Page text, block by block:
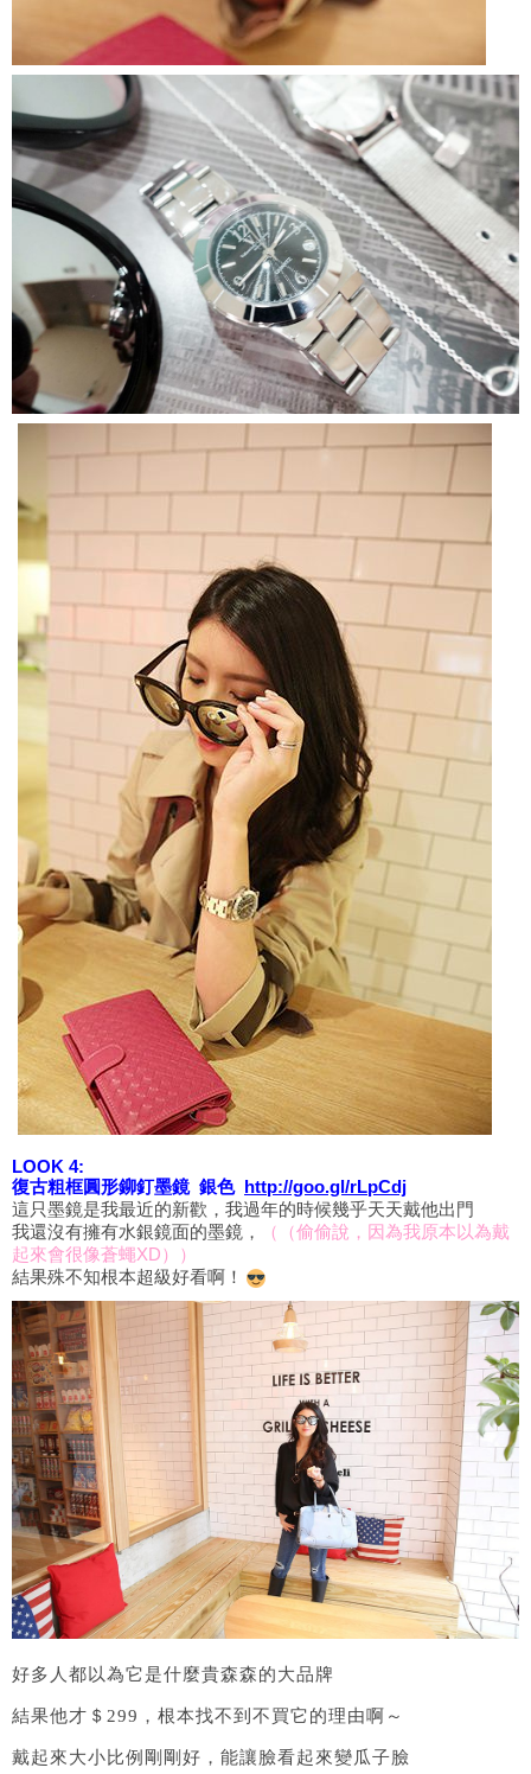
LOOK 4:
復古粗框圓形鉚釘墨鏡 銀色 http://goo.gl/rLpCdj
這只墨鏡是我最近的新歡，我過年的時候幾乎天天戴他出門
我還沒有擁有水銀鏡面的墨鏡，
（（偷偷說，因為我原本以為戴
起來會很像蒼蠅XD））
結果殊不知根本超級好看啊！
好多人都以為它是什麼貴森森的大品牌
結果他才＄299，根本找不到不買它的理由啊～
戴起來大小比例剛剛好，能讓臉看起來變瓜子臉